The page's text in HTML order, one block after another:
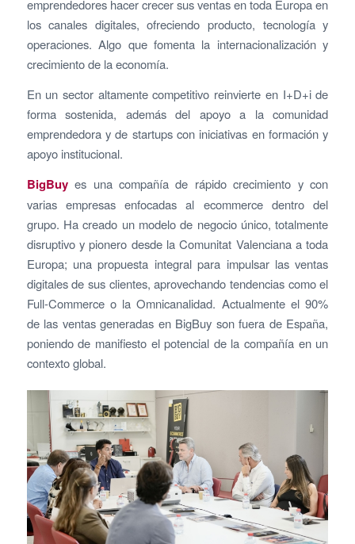
emprendedores hacer crecer sus ventas en toda Europa en
los canales digitales, ofreciendo producto, tecnología y
operaciones. Algo que fomenta la internacionalización y
crecimiento de la economía.
En un sector altamente competitivo reinvierte en I+D+i de
forma sostenida, además del apoyo a la comunidad
emprendedora y de startups con iniciativas en formación y
apoyo institucional.
BigBuyes una compañía de rápido crecimiento y con
varias empresas enfocadas al ecommerce dentro del
grupo. Ha creado un modelo de negocio único, totalmente
disruptivo y pionero desde la Comunitat Valenciana a toda
Europa; una propuesta integral para impulsar las ventas
digitales de sus clientes, aprovechando tendencias como el
Full-Commerce o la Omnicanalidad. Actualmente el 90%
de las ventas generadas en BigBuy son fuera de España,
poniendo de manifiesto el potencial de la compañía en un
contexto global.